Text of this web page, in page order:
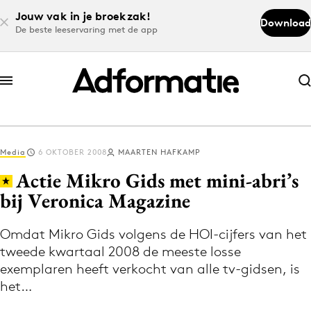
Jouw vak in je broekzak!
De beste leeservaring met de app
Download
Abonneer nu
Abonneer nu
Log in
Download de app
Volg het laatste nieuws via de Adformatie
Nieuws app
Media 6 OKTOBER 2008 MAARTEN HAFKAMP
Actie Mikro Gids met mini-abri’s
bij Veronica Magazine
Omdat Mikro Gids volgens de HOI-cijfers van het
tweede kwartaal 2008 de meeste losse
exemplaren heeft verkocht van alle tv-gidsen, is
het…